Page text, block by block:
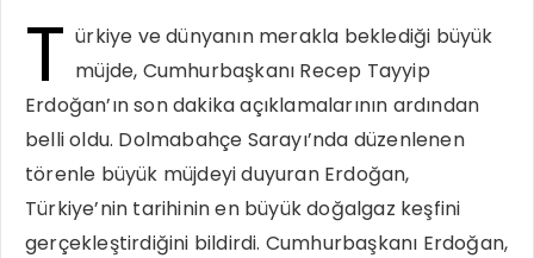
T ürkiye ve dünyanın merakla beklediği büyük
müjde, Cumhurbaşkanı Recep Tayyip
Erdoğan’ın son dakika açıklamalarının ardından
belli oldu. Dolmabahçe Sarayı’nda düzenlenen
törenle büyük müjdeyi duyuran Erdoğan,
Türkiye’nin tarihinin en büyük doğalgaz keşfini
gerçekleştirdiğini bildirdi. Cumhurbaşkanı Erdoğan,